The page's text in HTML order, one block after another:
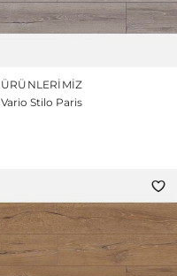
ÜRÜNLERIMIZ
Vario Stilo Paris